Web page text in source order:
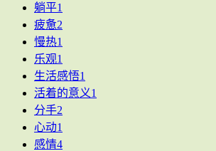
躺平1
疲惫2
慢热1
乐观1
生活感悟1
活着的意义1
分手2
心动1
感情4